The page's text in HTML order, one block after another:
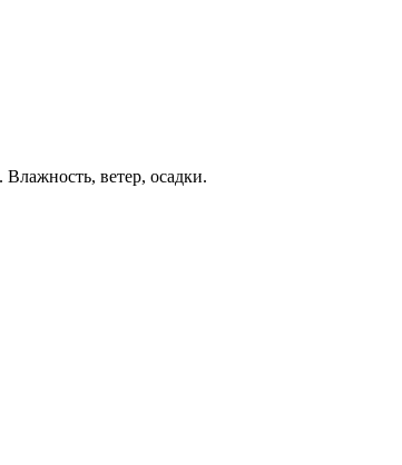
ветер, осадки.